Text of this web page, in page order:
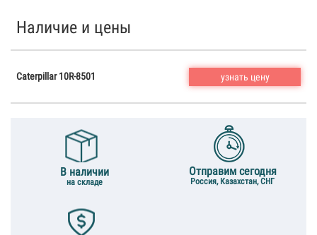
Наличие и цены
Caterpillar 10R-8501 узнать цену
В наличии
на складе
Отправим сегодня
Россия, Казахстан, СНГ